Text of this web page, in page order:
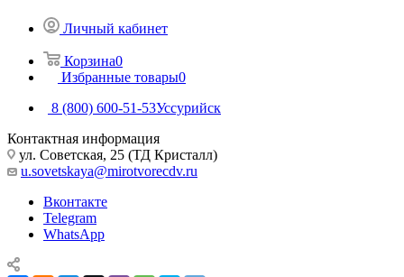
Личный кабинет
Корзина0
Избранные товары0
8 (800) 600-51-53Уссурийск
Контактная информация
ул. Советская, 25 (ТД Кристалл)
u.sovetskaya@mirotvorecdv.ru
Вконтакте
Telegram
WhatsApp